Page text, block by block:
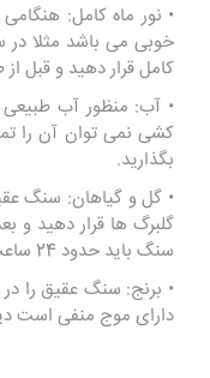
• نور ماه کامل:
خوبی می باشد مثلا
کامل قرار دهید و قبل
• آب: منظور آب طبیعی
بگذارید.
• گل و گیاهان: سنگ
گلبرگ ها قرار دهید و
سنگ باید حدود 24 ساعت، سنگ در میان گل و گیاهان باشد.
• برنج: سنگ عقیق را در
دارای موج منفی است